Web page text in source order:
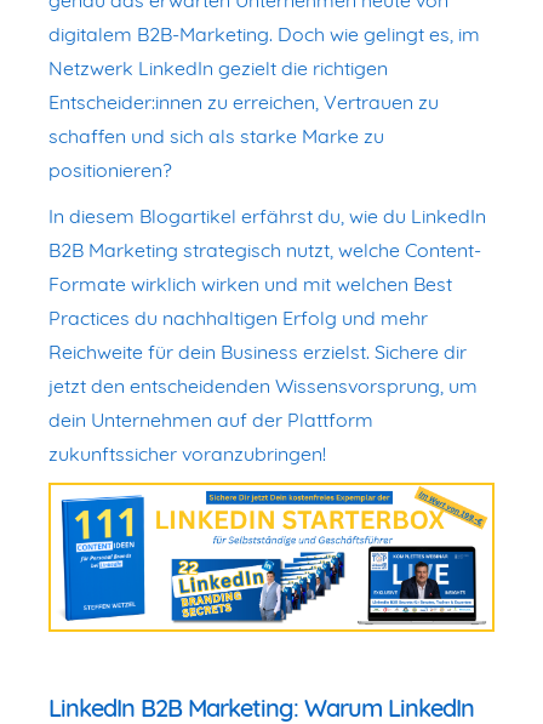
digitalem B2B-Marketing. Doch wie gelingt es, im
Netzwerk LinkedIn gezielt die richtigen
Entscheider:innen zu erreichen, Vertrauen zu
schaffen und sich als starke Marke zu
positionieren?
In diesem Blogartikel erfährst du, wie du LinkedIn
B2B Marketing strategisch nutzt, welche Content-
Formate wirklich wirken und mit welchen Best
Practices du nachhaltigen Erfolg und mehr
Reichweite für dein Business erzielst. Sichere dir
jetzt den entscheidenden Wissensvorsprung, um
dein Unternehmen auf der Plattform
zukunftssicher voranzubringen!
LinkedIn B2B Marketing: Warum LinkedIn